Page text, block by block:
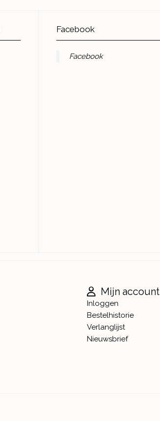
Facebook
Facebook
Mijn account
Inloggen
Bestelhistorie
Verlanglijst
Nieuwsbrief